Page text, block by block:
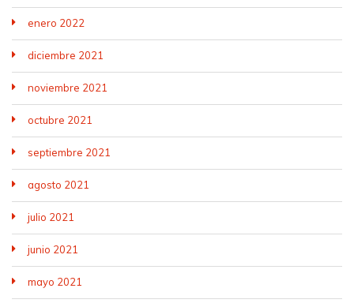
enero 2022
diciembre 2021
noviembre 2021
octubre 2021
septiembre 2021
agosto 2021
julio 2021
junio 2021
mayo 2021